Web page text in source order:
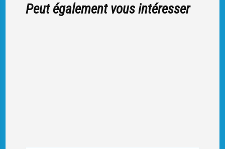
Peut également vous intéresser